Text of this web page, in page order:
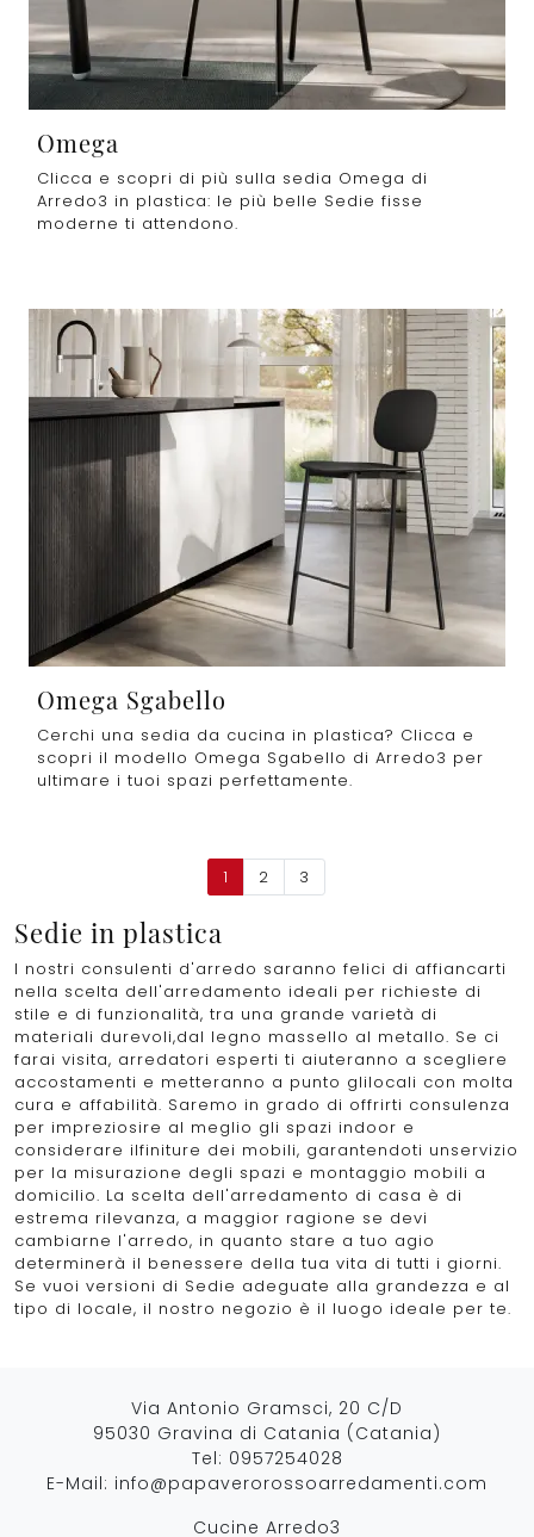
Omega
Clicca e scopri di più sulla sedia Omega di
Arredo3 in plastica: le più belle Sedie fisse
moderne ti attendono.
Omega Sgabello
Cerchi una sedia da cucina in plastica? Clicca e
scopri il modello Omega Sgabello di Arredo3 per
ultimare i tuoi spazi perfettamente.
1 2 3
Sedie in plastica
I nostri consulenti d'arredo saranno felici di affiancarti
nella scelta dell'arredamento ideali per richieste di
stile e di funzionalità, tra una grande varietà di
materiali durevoli,dal legno massello al metallo. Se ci
farai visita, arredatori esperti ti aiuteranno a scegliere
accostamenti e metteranno a punto glilocali con molta
cura e affabilità. Saremo in grado di offrirti consulenza
per impreziosire al meglio gli spazi indoor e
considerare ilfiniture dei mobili, garantendoti unservizio
per la misurazione degli spazi e montaggio mobili a
domicilio. La scelta dell'arredamento di casa è di
estrema rilevanza, a maggior ragione se devi
cambiarne l'arredo, in quanto stare a tuo agio
determinerà il benessere della tua vita di tutti i giorni.
Se vuoi versioni di Sedie adeguate alla grandezza e al
tipo di locale, il nostro negozio è il luogo ideale per te.
Via Antonio Gramsci, 20 C/D
95030 Gravina di Catania (Catania)
Tel: 0957254028
E-Mail: info@papaverorossoarredamenti.com
Cucine Arredo3